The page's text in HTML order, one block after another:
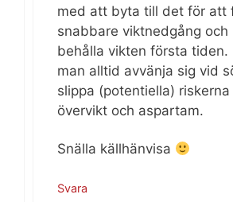
med att byta till det för att
snabbare viktnedgång och
behålla vikten första tiden.
man alltid avvänja sig vid
slippa (potentiella)
övervikt och aspartam.
Snälla källhänvisa
Svara